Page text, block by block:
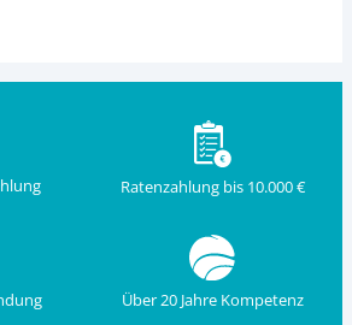
Ratenzahlung bis 10.000 €
Über 20 Jahre Kompetenz